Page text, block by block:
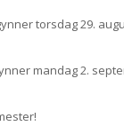
torsdag 29.
mandag 2.